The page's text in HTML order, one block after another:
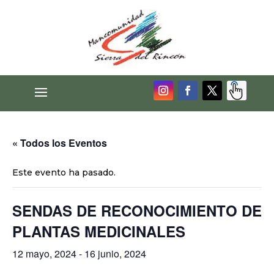
« Todos los Eventos
Este evento ha pasado.
SENDAS DE RECONOCIMIENTO DE
PLANTAS MEDICINALES
12 mayo, 2024- 16 junio, 2024